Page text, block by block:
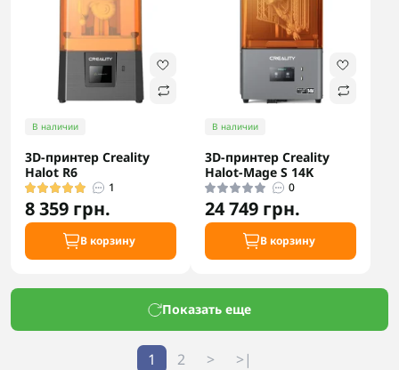
В наличии
3D-принтер Creality
Halot R6
1
8 359 грн.
В корзину
В наличии
3D-принтер Creality
Halot-Mage S 14K
0
24 749 грн.
В корзину
Показать еще
1 2 > >|